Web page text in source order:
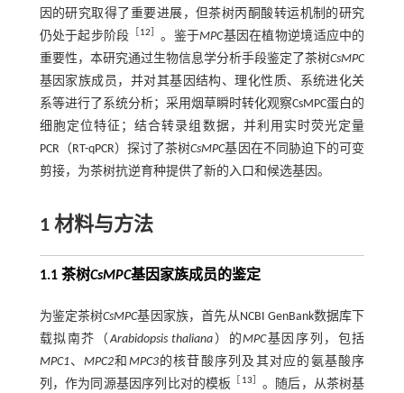
因的研究取得了重要进展，但茶树丙酮酸转运机制的研究
仍处于起步阶段
12 。鉴于MPC基因在植物逆境适应中的
重要性，本研究通过生物信息学分析手段鉴定了茶树CsMPC
基因家族成员，并对其基因结构、理化性质、系统进化关
系等进行了系统分析；采用烟草瞬时转化观察CsMPC蛋白的
细胞定位特征；结合转录组数据，并利用实时荧光定量
PCR（RT-qPCR）探讨了茶树CsMPC基因在不同胁迫下的可变
剪接，为茶树抗逆育种提供了新的入口和候选基因。
1 材料与方法
1.1 茶树CsMPC基因家族成员的鉴定
为鉴定茶树CsMPC基因家族，首先从NCBI GenBank数据库下
载拟南芥（Arabidopsis thaliana ）的MPC基因序列，包括
MPC1、MPC2和 MPC3的核苷酸序列及其对应的氨基酸序
列，作为同源基因序列比对的模板
13
。随后，从茶树基